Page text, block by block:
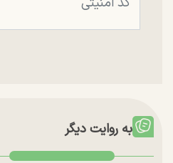
به روایت دیگر